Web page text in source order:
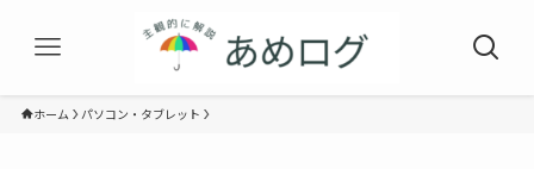
ホーム パソコン・タブレット